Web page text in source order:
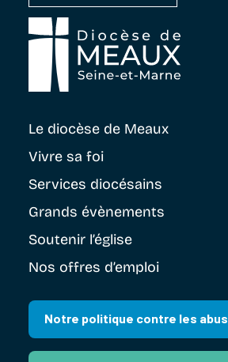
Le diocèse de Meaux
Vivre sa foi
Services diocésains
Grands évènements
Soutenir l’église
Nos offres d’emploi
Notre politique contre les abus